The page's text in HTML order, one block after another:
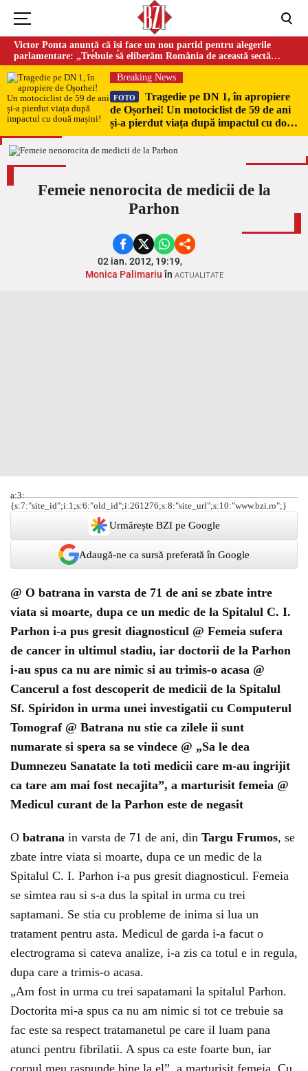
Victor Ponta anunță că își face un nou partid pentru alegerile
parlamentare: „Trebuie să eliberăm România de această sectă
globalistă”
Breaking News
FOTO
Tragedie pe DN 1, în apropiere
de Oșorhei! Un motociclist de 59 de ani
și-a pierdut viața după impactul cu două
mașini!
Femeie nenorocita de medicii de la
Parhon
02 ian. 2012, 19:19,
Monica Palimariuîn ACTUALITATE
a:3:
{s:7:"site_id";i:1;s:6:"old_id";i:261276;s:8:"site_url";s:10:"www.bzi.ro";}
Urmărește BZI pe Google
Adaugă-ne ca sursă preferată în Google
@ O batrana in varsta de 71 de ani se zbate intre
viata si moarte, dupa ce un medic de la Spitalul C. I.
Parhon i-a pus gresit diagnosticul @ Femeia sufera
de cancer in ultimul stadiu, iar doctorii de la Parhon
i-au spus ca nu are nimic si au trimis-o acasa @
Cancerul a fost descoperit de medicii de la Spitalul
Sf. Spiridon in urma unei investigatii cu Computerul
Tomograf @ Batrana nu stie ca zilele ii sunt
numarate si spera sa se vindece @ „Sa le dea
Dumnezeu Sanatate la toti medicii care m-au ingrijit
ca tare am mai fost necajita”, a marturisit femeia @
Medicul curant de la Parhon este de negasit
O batrana in varsta de 71 de ani, din Targu Frumos, se
zbate intre viata si moarte, dupa ce un medic de la
Spitalul C. I. Parhon i-a pus gresit diagnosticul. Femeia
se simtea rau si s-a dus la spital in urma cu trei
saptamani. Se stia cu probleme de inima si lua un
tratament pentru asta. Medicul de garda i-a facut o
electrograma si cateva analize, i-a zis ca totul e in regula,
dupa care a trimis-o acasa.
„Am fost in urma cu trei sapatamani la spitalul Parhon.
Doctorita mi-a spus ca nu am nimic si tot ce trebuie sa
fac este sa respect tratamanetul pe care il luam pana
atunci pentru fibrilatii. A spus ca este foarte bun, iar
corpul meu raspunde bine la el”, a marturisit femeia. Cu